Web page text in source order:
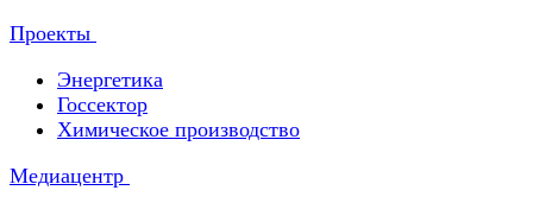
Проекты
Энергетика
Госсектор
Химическое производство
Медиацентр